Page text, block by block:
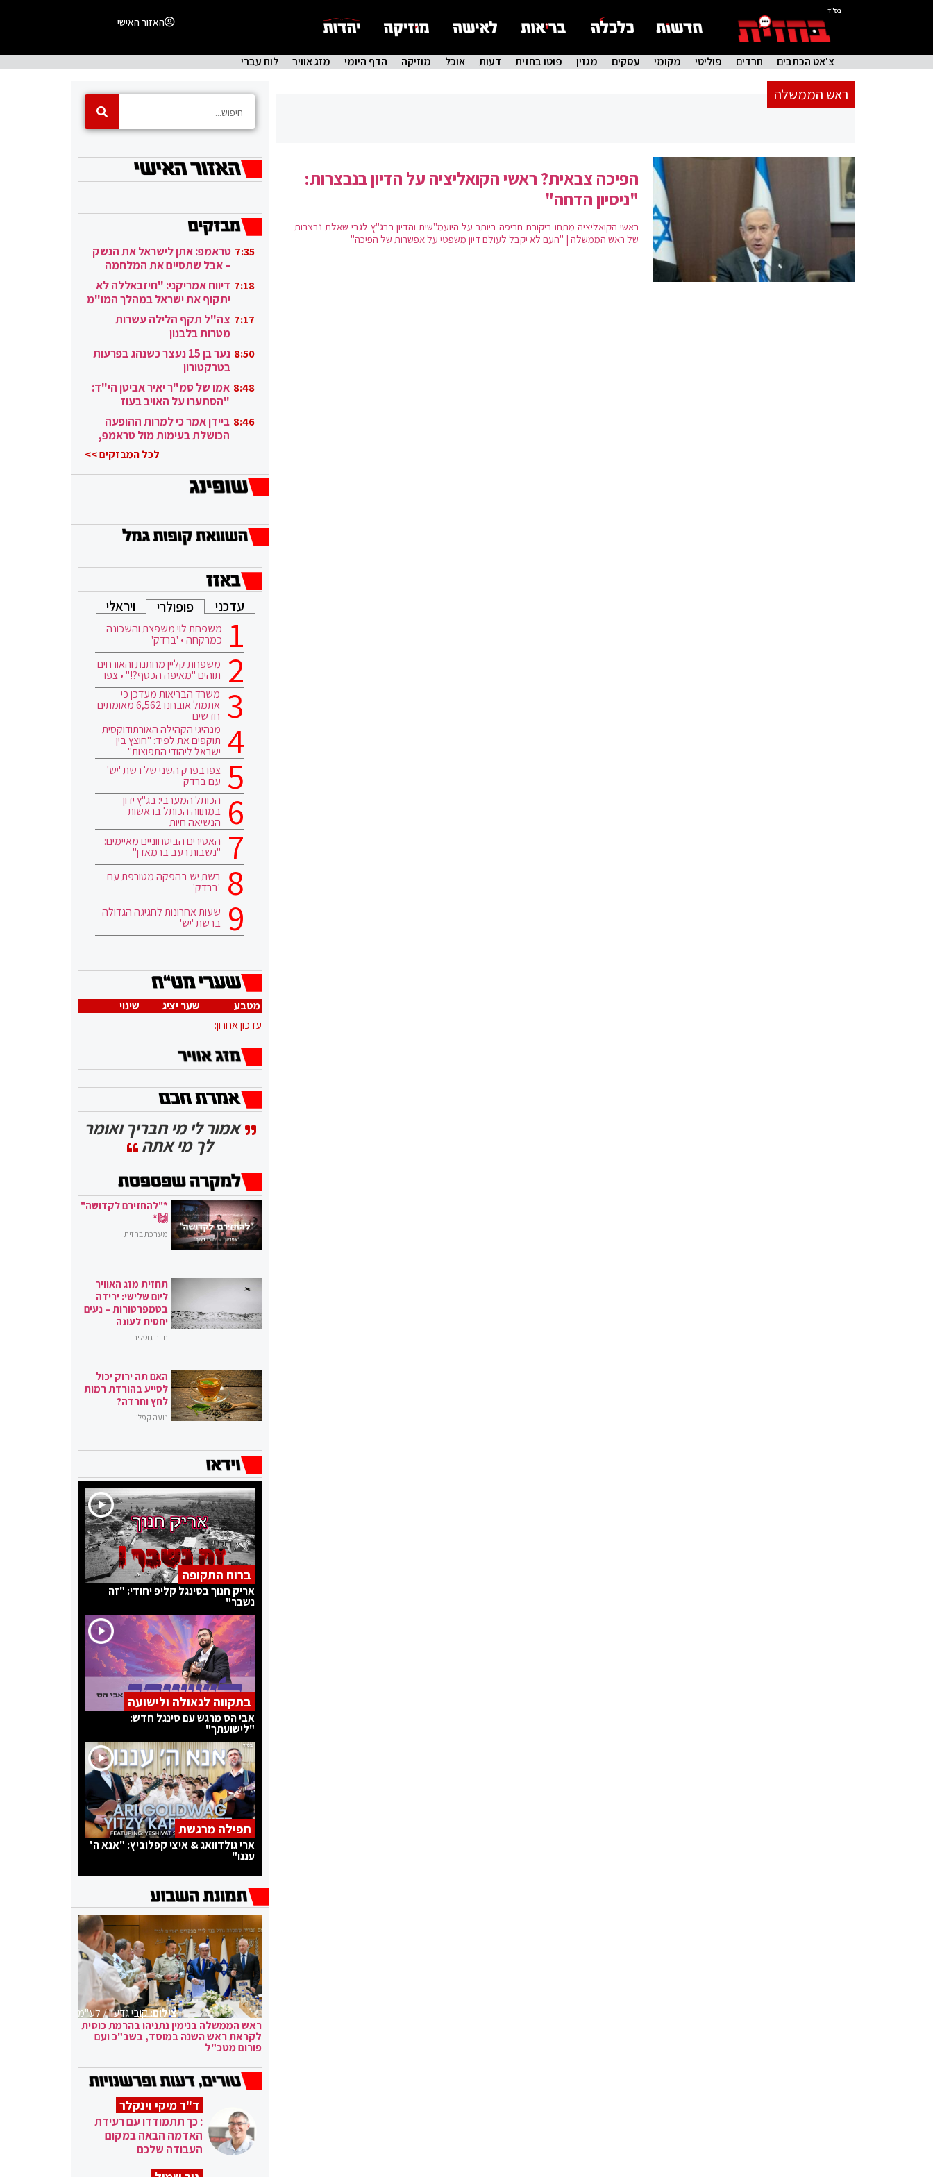
בס"ד
האזור האישי
צ'אט הכתבים חרדים פוליטי מקומי עסקים מגזין פוטו בחזית דעות אוכל מוזיקה הדף היומי מזג אוויר לוח עברי
ראש הממשלה
הפיכה צבאית? ראשי הקואליציה על הדיון בנבצרות:
"ניסיון הדחה"
ראשי הקואליציה מתחו ביקורת חריפה ביותר על היועמ"שית והדיון בבג"ץ לגבי שאלת נבצרות
של ראש הממשלה | "העם לא יקבל לעולם דיון משפטי על אפשרות של הפיכה"
7:35 טראמפ: אתן לישראל את הנשק
– אבל שתסיים את המלחמה
בעזה 7:18 דיווח אמריקני: "חיזבאללה לא
יתקוף את ישראל במהלך המו"מ
בקטאר" 7:17 צה"ל תקף הלילה עשרות
מטרות בלבנון
8:50
נער בן 15 נעצר כשנהג בפרעות
בטרקטורון
8:48 אמו של סמ"ר יאיר אביטן הי"ד:
"הסתערו על האויב בעוז
ובגבורה" 8:46 ביידן אמר כי למרות ההופעה
הכושלת בעימות מול טראמפ,
לכל המבזקים >>
עדכני פופולרי ויראלי
משפחת לוי משפצת והשכונה
כמרקחה • 'ברדק'
משפחת קליין מחתנת והאורחים
תוהים "מאיפה הכסף?!" • צפו
משרד הבריאות מעדכן כי
אתמול אובחנו 6,562 מאומתים
חדשים
מנהיגי הקהילה האורתודוקסית
תוקפים את לפיד: "חוצץ בין
ישראל ליהודי התפוצות"
צפו בפרק השני של רשת 'יש'
עם ברדק
הכותל המערבי: בג"ץ ידון
במתווה הכותל בראשות
הנשיאה חיות
האסירים הביטחוניים מאיימים:
"נשבות רעב ברמאדן"
רשת יש בהפקה מטורפת עם
'ברדק'
שעות אחרונות לחגיגה הגדולה
ברשת 'יש'
מטבע שער יציג
שינוי
עדכון אחרון:
אמור לי מי חבריך ואומר
לך מי אתה
*"להחזירם לקדושה"
🙌*
מערכת בחזית
תחזית מזג האוויר
ליום שלישי: ירידה
בטמפרטורות – נעים
יחסית לעונה
חיים גוטליב
האם תה ירוק יכול
לסייע בהורדת רמות
לחץ וחרדה?
נועה קפלן
ברוח התקופה
אריק חנוך בסינגל קליפ יחודי: "זה
נשבר"
בתקווה לגאולה ולישועה
אבי הס מרגש עם סינגל חדש:
"לישועתך"
תפילה מרגשת
ארי גולדוואג & איצי קפלוביץ: "אנא ה'
עננו"
צילום:קובי גדעון / לע"מ
ראש הממשלה בנימין נתניהו בהרמת כוסית
לקראת ראש השנה במוסד, בשב"כ ועם
פורום מטכ"ל
ד"ר מיקי וינקלר
: כך תתמודדו עם רעידת
האדמה הבאה במקום
העבודה שלכם